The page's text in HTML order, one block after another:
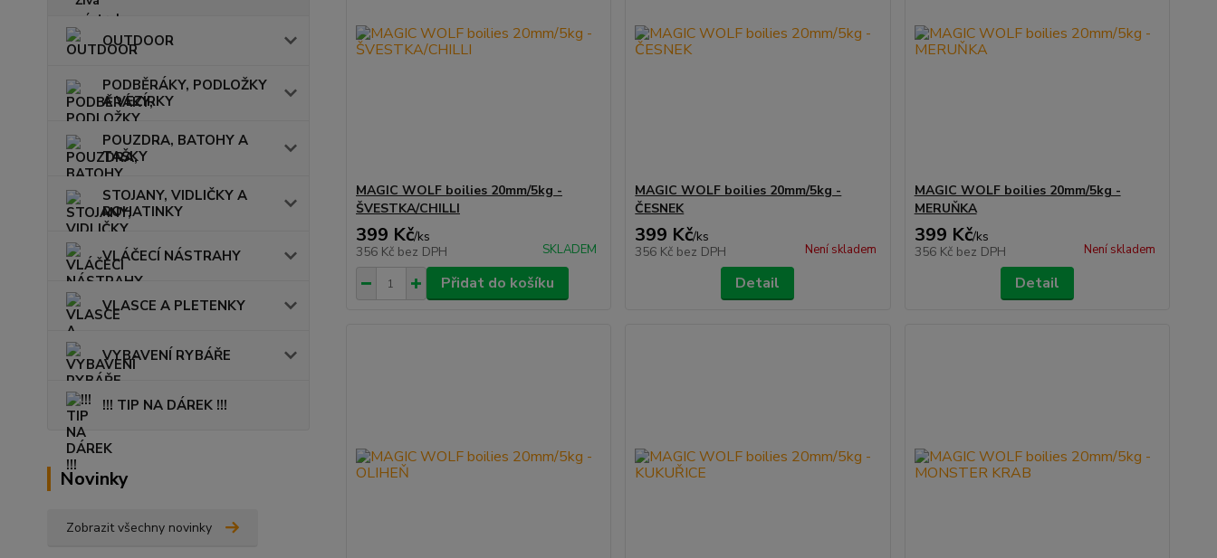
OUTDOOR
PODBĚRÁKY, PODLOŽKY
A VEZÍRKY
POUZDRA, BATOHY A
TAŠKY
STOJANY, VIDLIČKY A
ROHATINKY
VLÁČECÍ NÁSTRAHY
VLASCE A PLETENKY
VYBAVENÍ RYBÁŘE
!!! TIP NA DÁREK !!!
Novinky
Zobrazit všechny novinky
MAGIC WOLF boilies 20mm/5kg -
ŠVESTKA/CHILLI
399 Kč/ks
356 Kč bez DPH SKLADEM
Přidat do košíku
MAGIC WOLF boilies 20mm/5kg -
ČESNEK
399 Kč/ks
356 Kč bez DPH Není skladem
Detail
MAGIC WOLF boilies 20mm/5kg -
MERUŇKA
399 Kč/ks
356 Kč bez DPH Není skladem
Detail